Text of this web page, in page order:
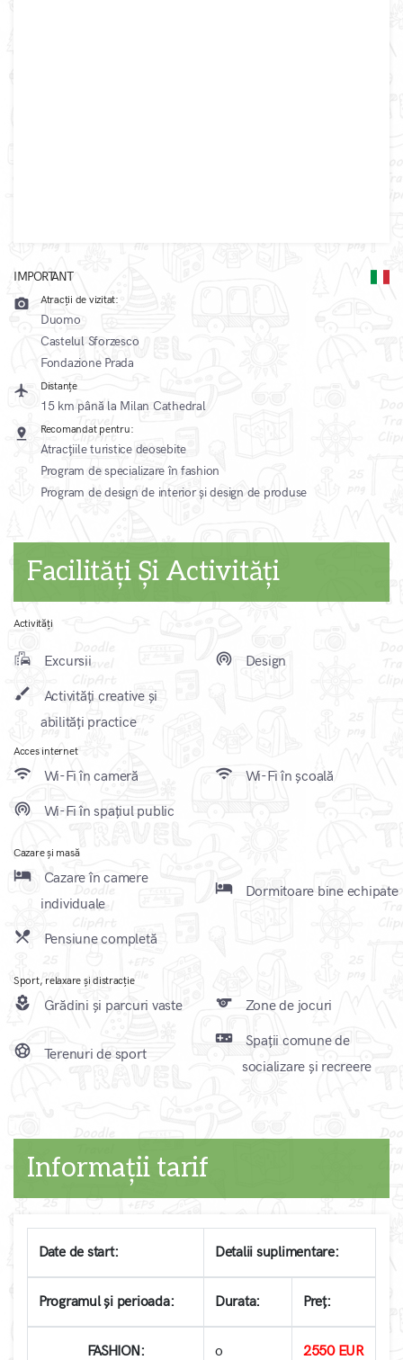
IMPORTANT
camera_alt Atracții de vizitat:
Duomo
Castelul Sforzesco
Fondazione Prada
local_airport Distanțe
15 km până la Milan Cathedral
pin_drop Recomandat pentru:
Atracțiile turistice deosebite
Program de specializare în fashion
Program de design de interior și design de produse
Facilități Și Activități
Activități
emoji_transportation Excursii wifi_tethering Design
brush
Activități creative și
abilități practice
Acces internet
wifi Wi-Fi în cameră wifi Wi-Fi în școală
wifi_tethering Wi-Fi în spațiul public
Cazare și masă
local_hotel
Cazare în camere
individuale
local_hotel Dormitoare bine echipate
local_dining Pensiune completă
Sport, relaxare și distracție
local_florist Grădini și parcuri vaste sports Zone de jocuri
sports_soccer Terenuri de sport
videogame_asset
Spații comune de
socializare și recreere
Informații tarif
Date de start: Detalii suplimentare:
Programul și perioada: Durata: Preț:
FASHION: o 2550 EUR